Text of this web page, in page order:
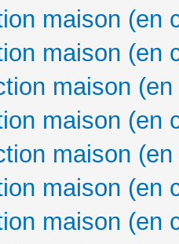
maison (en
maison (en
maison
maison (en
maison
maison (en
maison (en